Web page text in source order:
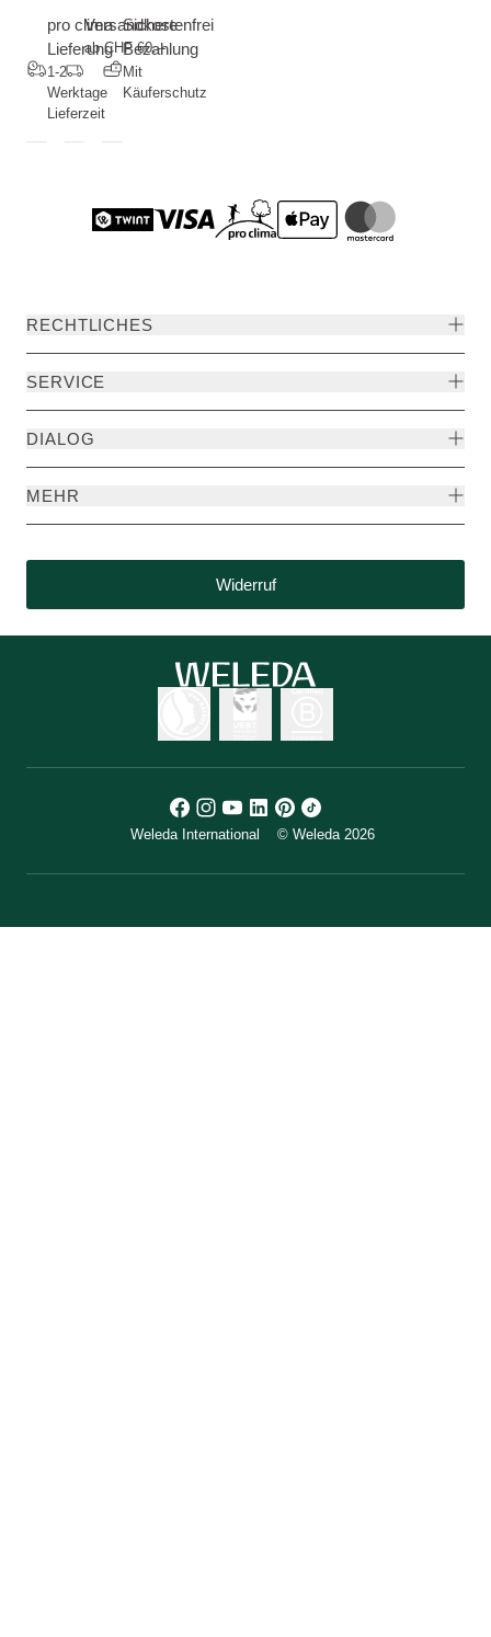
pro clima
Lieferung
1-2
Werktage
Lieferzeit
Versandkostenfrei
ab CHF 60.--
Sichere
Bezahlung
Mit
Käuferschutz
RECHTLICHES
SERVICE
DIALOG
MEHR
Widerruf
Weleda International © Weleda 2026